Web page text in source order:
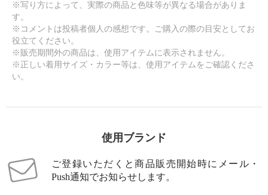
ダークネイビー
※写り方によって、実際の商品と色味等が異なる場合がありま
す。
※コメントは投稿者個人の感想です。ご購入の際の目安としてお
役立てください。
※販売期間外の商品は、使用アイテムに表示されません。
※正しい着用サイズ・カラー等は、使用アイテムをご確認くださ
い。
使用ブランド
ご登録いただくと商品販売開始時にメール・
Push通知でお知らせします。